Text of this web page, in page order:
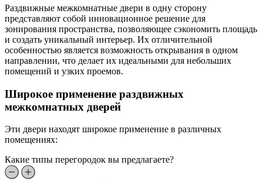
Раздвижные межкомнатные двери в одну сторону
представляют собой инновационное решение для
зонирования пространства, позволяющее сэкономить площадь
и создать уникальный интерьер. Их отличительной
особенностью является возможность открывания в одном
направлении, что делает их идеальными для небольших
помещений и узких проемов.
Широкое применение раздвижных
межкомнатных дверей
Эти двери находят широкое применение в различных
помещениях:
Какие типы перегородок вы предлагаете?